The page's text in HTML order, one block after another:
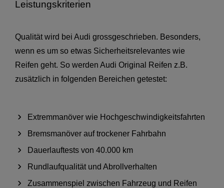
Leistungskriterien
Qualität wird bei Audi grossgeschrieben. Besonders,
wenn es um so etwas Sicherheitsrelevantes wie
Reifen geht. So werden Audi Original Reifen z.B.
zusätzlich in folgenden Bereichen getestet:
Extremmanöver wie Hochgeschwindigkeitsfahrten
Bremsmanöver auf trockener Fahrbahn
Dauerlauftests von 40.000 km
Rundlaufqualität und Abrollverhalten
Zusammenspiel zwischen Fahrzeug und Reifen